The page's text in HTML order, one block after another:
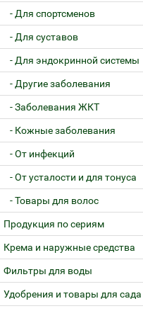
- Для спортсменов
- Для суставов
- Для эндокринной системы
- Другие заболевания
- Заболевания ЖКТ
- Кожные заболевания
- От инфекций
- От усталости и для тонуса
- Товары для волос
Продукция по сериям
Крема и наружные средства
Фильтры для воды
Удобрения и товары для сада